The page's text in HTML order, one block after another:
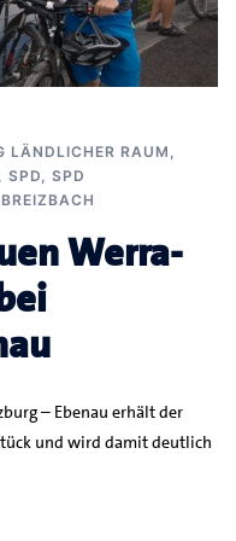
LÄNDLICHER RAUM ,
, SPD, SPD
Werra-
– Ebenau erhält der
und wird damit deutlich